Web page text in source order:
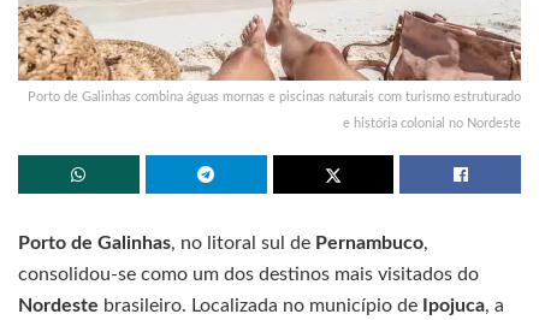
Porto de Galinhas combina águas mornas e piscinas naturais com turismo estruturado
e história colonial no Nordeste
Porto de Galinhas, no litoral sul de Pernambuco,
consolidou-se como um dos destinos mais visitados do
Nordeste brasileiro. Localizada no município de Ipojuca, a